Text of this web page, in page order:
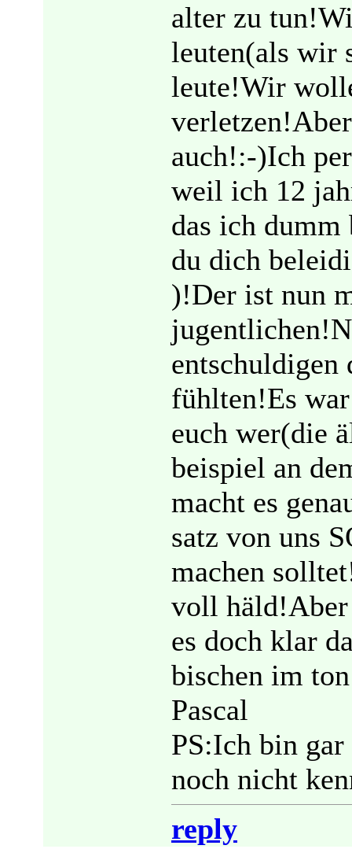
alter zu
leuten(als wir
leute!Wir
auch!:-)Ich
weil ich 12
das ich
du dich
)!Der ist nun
entschuldigen
fühlten!Es
euch wer(die
beispiel an
macht es
satz von uns
machen
voll
es doch klar
bischen im
Pascal
PS:Ich bin
noch nicht
reply